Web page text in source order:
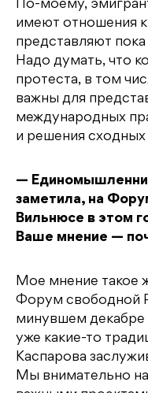
По-моему,
имеют отношения
представляют
Надо думать, что
протеста, в том
важны для
международных
и решения сходных
—
заметила, на
Вильнюсе в этом
Ваше мнение —
Мое мнение такое
Форум свободной
минувшем декабре
уже какие-то
Каспарова
Мы внимательно